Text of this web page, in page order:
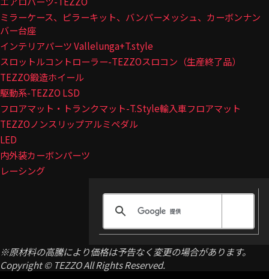
ミラーケース、ピラーキット、バンパーメッシュ、カーボンナン
バー台座
インテリアパーツ Vallelunga+T.style
スロットルコントローラー-TEZZOスロコン（生産終了品）
TEZZO鍛造ホイール
駆動系-TEZZO LSD
フロアマット・トランクマット-T.Style輸入車フロアマット
TEZZOノンスリップアルミペダル
LED
内外装カーボンパーツ
レーシング
※原材料の高騰により価格は予告なく変更の場合があります。
Copyright © TEZZO All Rights Reserved.